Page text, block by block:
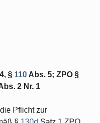
§ 110 Abs. 5; ZPO §
2 Nr. 1
Pflicht zur